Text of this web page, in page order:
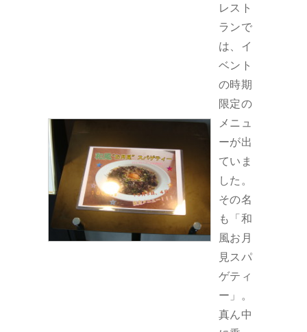
レスト
ランで
は、イ
ベント
の時期
限定の
メニュ
ーが出
ていま
した。
その名
も「和
風お月
見スパ
ゲティ
ー」。
真ん中